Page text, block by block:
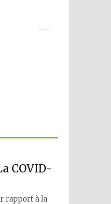
COVID-
rapport à la